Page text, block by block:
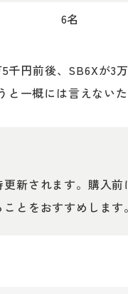
6名
千円前後、SB6Xが3
と一概には言えない
更新されます。購入
とをおすすめします。